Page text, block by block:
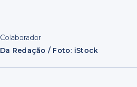
Colaborador
Da Redação / Foto: iStock